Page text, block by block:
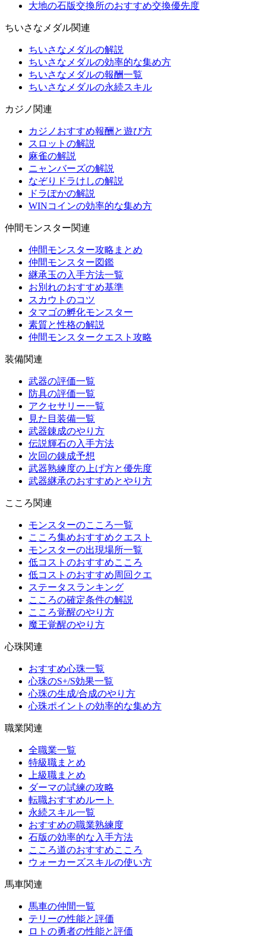
大地の石版交換所のおすすめ交換優先度
ちいさなメダル関連
ちいさなメダルの解説
ちいさなメダルの効率的な集め方
ちいさなメダルの報酬一覧
ちいさなメダルの永続スキル
カジノ関連
カジノおすすめ報酬と遊び方
スロットの解説
麻雀の解説
ニャンバーズの解説
なぞりドラけしの解説
ドラぽかの解説
WINコインの効率的な集め方
仲間モンスター関連
仲間モンスター攻略まとめ
仲間モンスター図鑑
継承玉の入手方法一覧
お別れのおすすめ基準
スカウトのコツ
タマゴの孵化モンスター
素質と性格の解説
仲間モンスタークエスト攻略
装備関連
武器の評価一覧
防具の評価一覧
アクセサリー一覧
見た目装備一覧
武器錬成のやり方
伝説輝石の入手方法
次回の錬成予想
武器熟練度の上げ方と優先度
武器継承のおすすめとやり方
こころ関連
モンスターのこころ一覧
こころ集めおすすめクエスト
モンスターの出現場所一覧
低コストのおすすめこころ
低コストのおすすめ周回クエ
ステータスランキング
こころの確定条件の解説
こころ覚醒のやり方
魔王覚醒のやり方
心珠関連
おすすめ心珠一覧
心珠のS+/S効果一覧
心珠の生成/合成のやり方
心珠ポイントの効率的な集め方
職業関連
全職業一覧
特級職まとめ
上級職まとめ
ダーマの試練の攻略
転職おすすめルート
永続スキル一覧
おすすめの職業熟練度
石版の効率的な入手方法
こころ道のおすすめこころ
ウォーカーズスキルの使い方
馬車関連
馬車の仲間一覧
テリーの性能と評価
ロトの勇者の性能と評価